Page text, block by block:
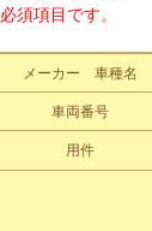
須項目です。
メーカー 車種名
車両番号
用件